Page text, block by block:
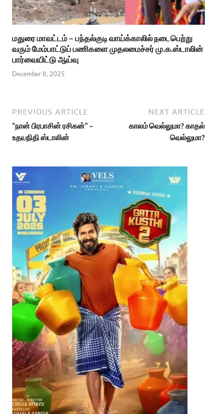
மதுரை மாவட்டம் – பந்தல்குடி வாய்க்காலில் நடைபெற்று
வரும் மேம்பாட்டுப் பணிகளை முதலமைச்சர் மு.க.ஸ்டாலின்
பார்வையிட்டு ஆய்வு
December 8, 2025
PREVIOUS ARTICLE
“நான் பிரபாசின் ரசிகன்” –
உதயநிதி ஸ்டாலின்
NEXT ARTICLE
காலம் வெல்லுமா? காதல்
வெல்லுமா?